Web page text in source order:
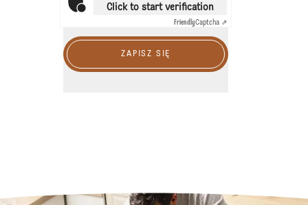
Click to start verification
FriendlyCaptcha ⇗
ZAPISZ SIĘ